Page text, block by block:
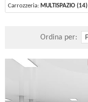
Carrozzeria: MULTISPAZIO (14)
Ordina per: